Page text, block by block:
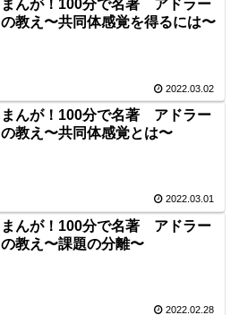
まんが！100分で名著 アドラー
の教え〜共同体感覚を得るには〜
2022.03.02
まんが！100分で名著 アドラー
の教え〜共同体感覚とは〜
2022.03.01
まんが！100分で名著 アドラー
の教え〜課題の分離〜
2022.02.28